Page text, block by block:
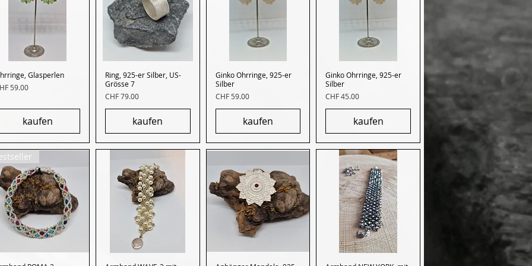
Schnellansicht
Glasperlen
59.00
kaufen
Schnellansicht
Ring, 925-er Silber, US-
Grösse 7
Preis
CHF 79.00
kaufen
Schnellansicht
Ginko Ohrringe, 925-er
Silber
Preis
CHF 59.00
kaufen
Schnellansicht
Ginko Ohrringe, 925-er
Silber
Preis
CHF 45.00
kaufen